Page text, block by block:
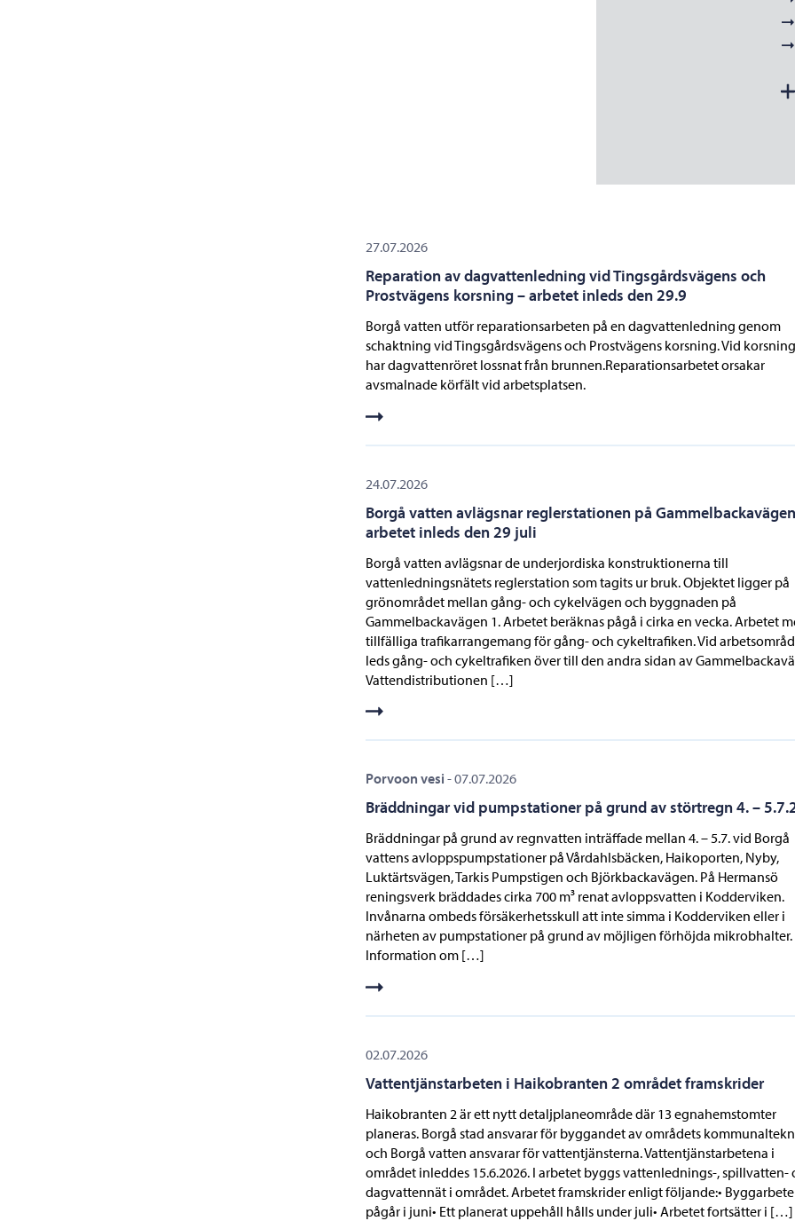
27.07.2026
Reparation av dagvattenledning vid Tingsgårdsvägens och
Prostvägens korsning – arbetet inleds den 29.9
Borgå vatten utför reparationsarbeten på en dagvattenledning genom
schaktning vid Tingsgårdsvägens och Prostvägens korsning. Vid
har dagvattenröret lossnat från brunnen.Reparationsarbetet orsakar
avsmalnade körfält vid arbetsplatsen.
24.07.2026
Borgå vatten avlägsnar reglerstationen på
arbetet inleds den 29 juli
Borgå vatten avlägsnar de underjordiska konstruktionerna till
vattenledningsnätets reglerstation som tagits ur bruk. Objektet ligger på
grönområdet mellan gång- och cykelvägen och byggnaden på
Gammelbackavägen 1. Arbetet beräknas pågå i cirka en vecka. Arbetet
tillfälliga trafikarrangemang för gång- och cykeltrafiken. Vid
leds gång- och cykeltrafiken över till den andra sidan av
Vattendistributionen […]
Porvoon vesi -07.07.2026
Bräddningar vid pumpstationer på grund av störtregn 4. –
Bräddningar på grund av regnvatten inträffade mellan 4. – 5.7. vid Borgå
vattens avloppspumpstationer på Vårdahlsbäcken, Haikoporten, Nyby,
Luktärtsvägen, Tarkis Pumpstigen och Björkbackavägen. På Hermansö
reningsverk bräddades cirka 700 m³ renat avloppsvatten i Kodderviken.
Invånarna ombeds försäkerhetsskull att inte simma i Kodderviken eller i
närheten av pumpstationer på grund av möjligen förhöjda mikrobhalter.
Information om […]
02.07.2026
Vattentjänstarbeten i Haikobranten 2 området framskrider
Haikobranten 2 är ett nytt detaljplaneområde där 13 egnahemstomter
planeras. Borgå stad ansvarar för byggandet av områdets
och Borgå vatten ansvarar för vattentjänsterna. Vattentjänstarbetena i
området inleddes 15.6.2026. I arbetet byggs vattenlednings-, spillvatten-
dagvattennät i området. Arbetet framskrider enligt följande:•
pågår i juni• Ett planerat uppehåll hålls under juli• Arbetet fortsätter i […]